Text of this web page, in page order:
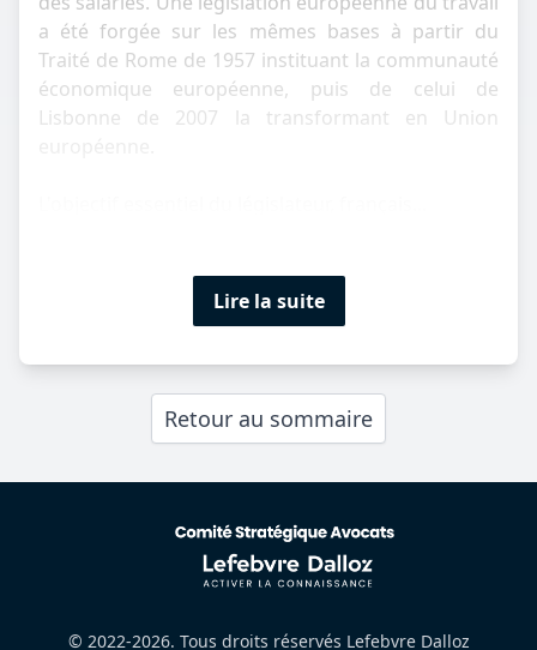
a été forgée sur les mêmes bases à partir du
Traité de Rome de 1957 instituant la communauté
économique européenne, puis de celui de
Lisbonne de 2007 la transformant en Union
Lire la suite
Retour au sommaire
© 2022-2026. Tous droits réservés Lefebvre Dalloz